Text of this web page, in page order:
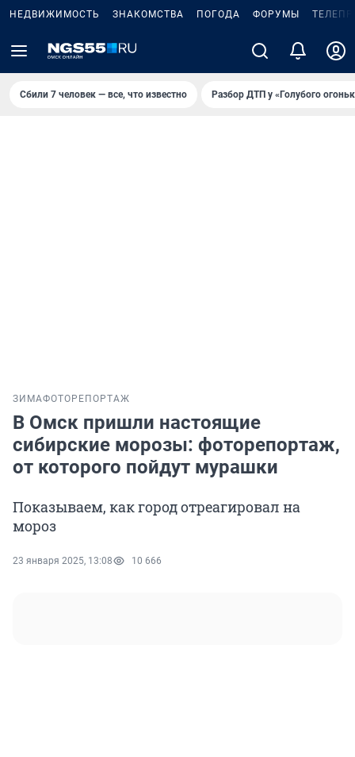
НЕДВИЖИМОСТЬ ЗНАКОМСТВА ПОГОДА ФОРУМЫ
Сбили 7 человек — все, что известно Разбор ДТП у «Голубого
ЗИМАФОТОРЕПОРТАЖ
В Омск пришли настоящие
сибирские морозы: фоторепортаж,
от которого пойдут мурашки
Показываем, как город отреагировал на
мороз
23 января 2025, 13:08 10 666